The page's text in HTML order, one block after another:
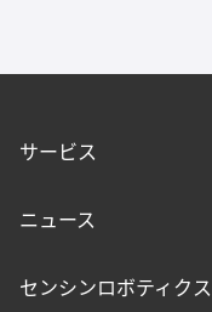
サービス
ニュース
センシンロボティク